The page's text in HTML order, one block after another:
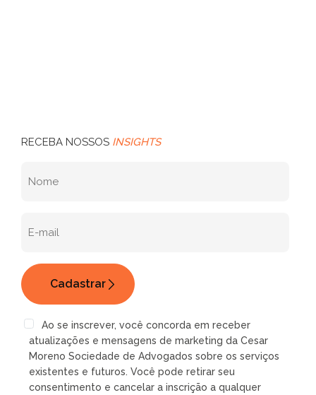
RECEBA NOSSOS INSIGHTS
Ao se inscrever, você concorda em receber
atualizações e mensagens de marketing da Cesar
Moreno Sociedade de Advogados sobre os serviços
existentes e futuros. Você pode retirar seu
consentimento e cancelar a inscrição a qualquer